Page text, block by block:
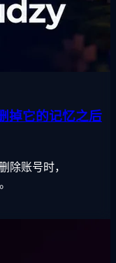
掉它的记忆之后
除账号时，